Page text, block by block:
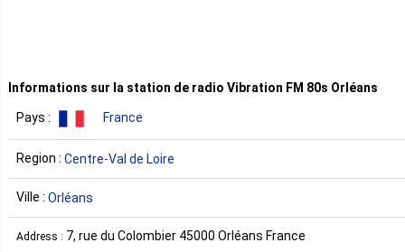
Informations sur la station de radio Vibration FM 80s Orléans
Pays : France
Region : Centre-Val de Loire
Ville : Orléans
Address : 7, rue du Colombier 45000 Orléans France